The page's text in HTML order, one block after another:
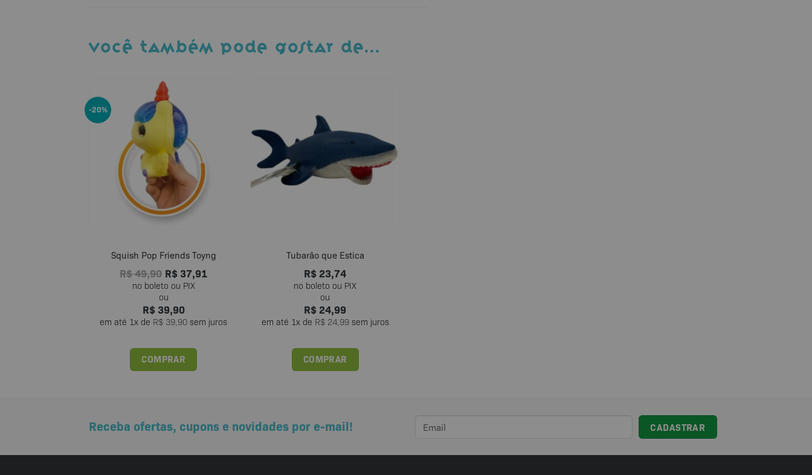
VOCÊ TAMBÉM PODE GOSTAR DE…
-20%
Squish Pop Friends Toyng
R$49,90 R$ 37,91
R$39,90
em até 1x de R$ 39,90 sem juros
COMPRAR
Tubarão que Estica
R$ 23,74
R$ 24,99
em até 1x de R$24,99sem juros
COMPRAR
Receba ofertas, cupons e novidades por e-mail!